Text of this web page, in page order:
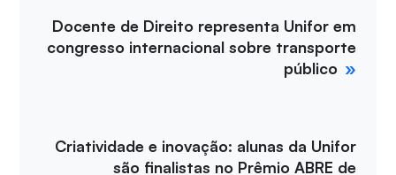
Docente de Direito representa Unifor em
congresso internacional sobre transporte
público
Criatividade e inovação: alunas da Unifor
são finalistas no Prêmio ABRE de